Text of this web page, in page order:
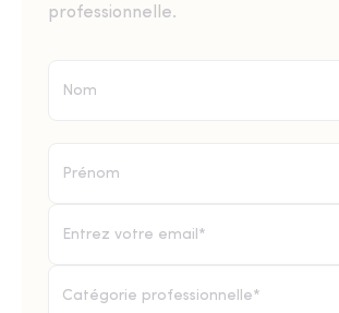
professionnelle.
Catégorie professionnelle*